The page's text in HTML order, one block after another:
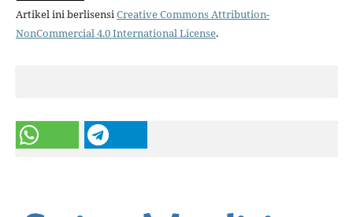
Artikel ini berlisensiCreative Commons Attribution-
NonCommercial 4.0 International License.